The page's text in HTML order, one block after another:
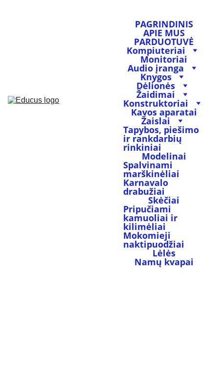
PAGRINDINIS
APIE MUS
PARDUOTUVĖ
Kompiuteriai
Monitoriai
Audio įranga
Knygos
Dėlionės
Žaidimai
Konstruktoriai
Kavos aparatai
Žaislai
Tapybos, piešimo
ir rankdarbių
rinkiniai
Modelinai
Spalvinami
marškinėliai
Karnavalo
drabužiai
Skėčiai
Pripučiami
kamuoliai ir
kilimėliai
Mokomieji
naktipuodžiai
Lėlės
Namų kvapai